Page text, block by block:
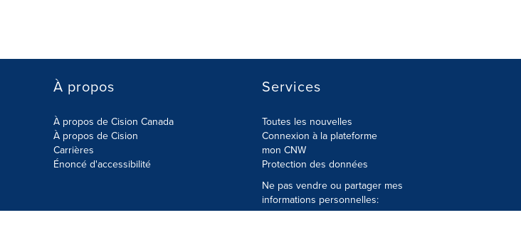
À propos
À propos de Cision Canada
À propos de Cision
Carrières
Énoncé d'accessibilité
Services
Toutes les nouvelles
Connexion à la plateforme
mon CNW
Protection des données
Ne pas vendre ou partager mes
informations personnelles: